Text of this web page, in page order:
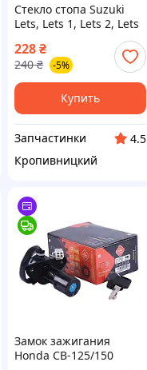
Стекло стопа Suzuki
Lets, Lets 1, Lets 2, Lets
2 заднее пластик (пр-
во Mototech Тайвань)
ВССМ
228₴
240 ₴ -5%
Купить
Запчастинки
4.5
Кропивницкий
Замок зажигания
Honda CB‑125/150